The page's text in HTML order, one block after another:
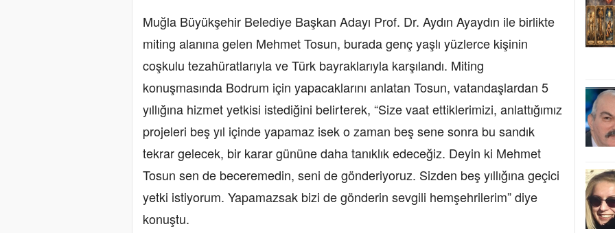
Muğla Büyükşehir Belediye Başkan Adayı Prof. Dr. Aydın Ayaydın ile birlikte
miting alanına gelen Mehmet Tosun, burada genç yaşlı yüzlerce kişinin
coşkulu tezahüratlarıyla ve Türk bayraklarıyla karşılandı. Miting
konuşmasında Bodrum için yapacaklarını anlatan Tosun, vatandaşlardan 5
yıllığına hizmet yetkisi istediğini belirterek, “Size vaat ettiklerimizi, anlattığımız
projeleri beş yıl içinde yapamaz isek o zaman beş sene sonra bu sandık
tekrar gelecek, bir karar gününe daha tanıklık edeceğiz. Deyin ki Mehmet
Tosun sen de beceremedin, seni de gönderiyoruz. Sizden beş yıllığına geçici
yetki istiyorum. Yapamazsak bizi de gönderin sevgili hemşehrilerim” diye
konuştu.